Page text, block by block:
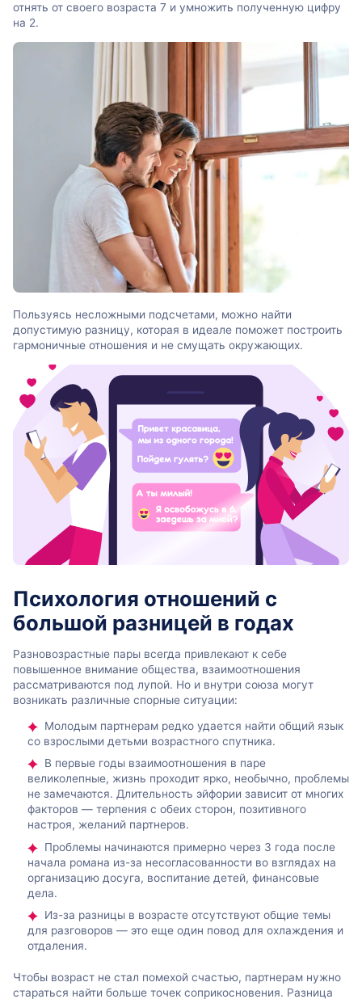
отнять от своего возраста 7 и умножить полученную цифру
на 2.
Пользуясь несложными подсчетами, можно найти
допустимую разницу, которая в идеале поможет построить
гармоничные отношения и не смущать окружающих.
Психология отношений с
большой разницей в годах
Разновозрастные пары всегда привлекают к себе
повышенное внимание общества, взаимоотношения
рассматриваются под лупой. Но и внутри союза могут
возникать различные спорные ситуации:
Молодым партнерам редко удается найти общий язык
со взрослыми детьми возрастного спутника.
В первые годы взаимоотношения в паре
великолепные, жизнь проходит ярко, необычно, проблемы
не замечаются. Длительность эйфории зависит от многих
факторов — терпения с обеих сторон, позитивного
настроя, желаний партнеров.
Проблемы начинаются примерно через 3 года после
начала романа из-за несогласованности во взглядах на
организацию досуга, воспитание детей, финансовые
дела.
Из-за разницы в возрасте отсутствуют общие темы
для разговоров — это еще один повод для охлаждения и
отдаления.
Чтобы возраст не стал помехой счастью, партнерам нужно
стараться найти больше точек соприкосновения. Разница